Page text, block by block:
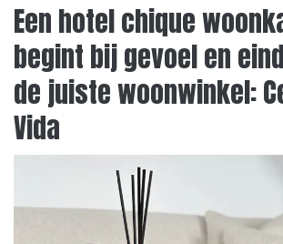
Een hotel chique
begint bij gevoel en
de juiste woonwinkel:
Vida